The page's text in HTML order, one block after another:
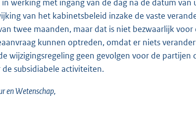
werking met ingang van de dag na de datum
van het kabinetsbeleid inzake de vaste
twee maanden, maar dat is niet bezwaarlijk
kunnen optreden, omdat er niets
wijzigingsregeling geen gevolgen voor de
subsidiabele activiteiten.
en Wetenschap,